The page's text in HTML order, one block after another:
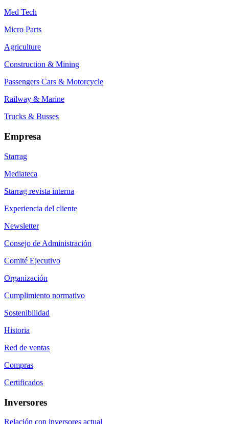
Med Tech
Micro Parts
Agriculture
Construction & Mining
Passengers Cars & Motorcycle
Railway & Marine
Trucks & Busses
Empresa
Starrag
Mediateca
Starrag revista interna
Experiencia del cliente
Newsletter
Consejo de Administración
Comité Ejecutivo
Organización
Cumplimiento normativo
Sostenibilidad
Historia
Red de ventas
Compras
Certificados
Inversores
Relación con inversores actual